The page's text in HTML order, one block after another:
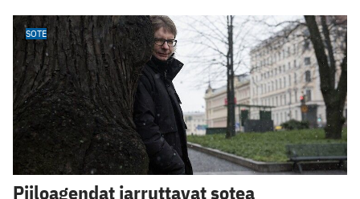
SOTE
Piiloagendat jarruttavat sotea